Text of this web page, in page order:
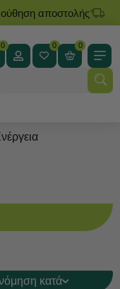
αποστολής
0 0 0
κατά